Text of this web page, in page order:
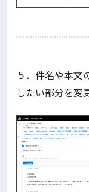
５．件名や本文
したい部分を変